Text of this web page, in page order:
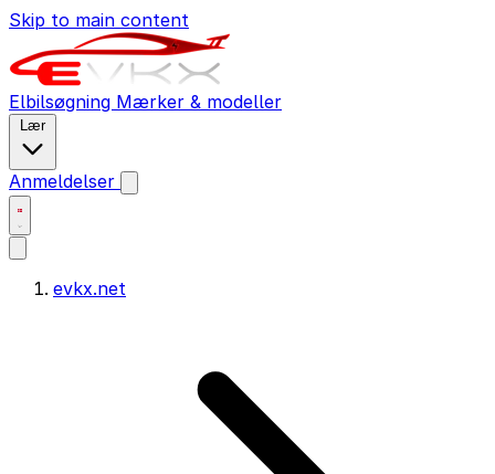
Skip to main content
Elbilsøgning Mærker & modeller
Lær
Anmeldelser
evkx.net